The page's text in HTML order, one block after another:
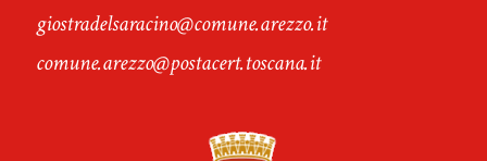
giostradelsaracino@comune.arezzo.it
comune.arezzo@postacert.toscana.it